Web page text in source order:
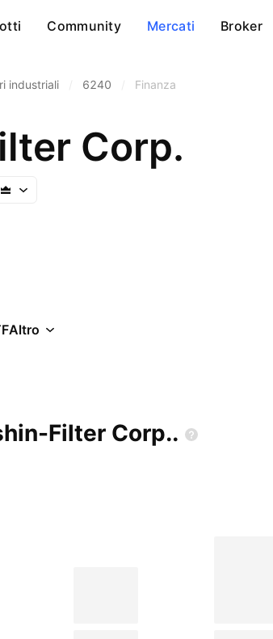
Community Mercati Broker
industriali 6240 Finanza
Corp.
Altro
Filter Corp..